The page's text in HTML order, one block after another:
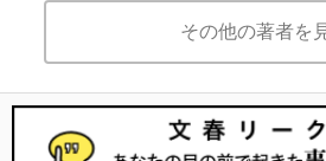
その他の著者を